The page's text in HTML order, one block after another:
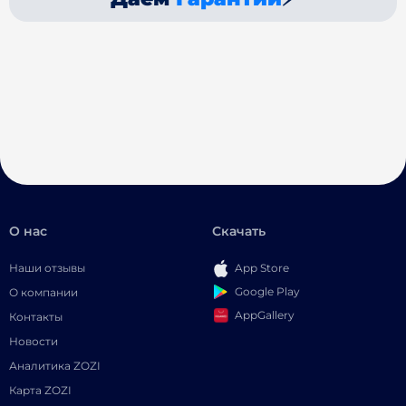
О нас
Наши отзывы
О компании
Контакты
Новости
Аналитика ZOZI
Карта ZOZI
Скачать
App Store
Google Play
AppGallery